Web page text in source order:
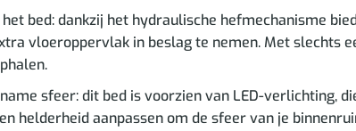
bed: dankzij het hydraulische hefmechanisme
vloeroppervlak in beslag te nemen. Met slechts
sfeer: dit bed is voorzien van LED-verlichting,
helderheid aanpassen om de sfeer van je